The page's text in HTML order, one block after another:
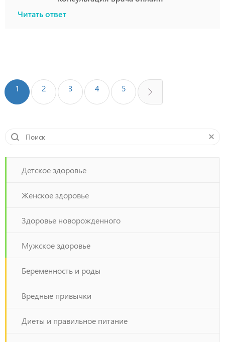
Читать ответ
1 2 3 4 5
Детское здоровье
Женское здоровье
Здоровье новорожденного
Мужское здоровье
Беременность и роды
Вредные привычки
Диеты и правильное питание